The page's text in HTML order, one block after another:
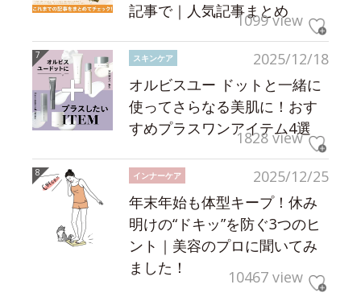
記事で｜人気記事まとめ
1099 view
2025/12/18
スキンケア
オルビスユー ドットと一緒に
使ってさらなる美肌に！おす
すめプラスワンアイテム4選
1828 view
2025/12/25
インナーケア
年末年始も体型キープ！休み
明けの“ドキッ”を防ぐ3つのヒ
ント｜美容のプロに聞いてみ
ました！
10467 view